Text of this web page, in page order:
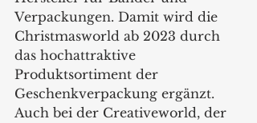
Verpackungen. Damit wird die
Christmasworld ab 2023 durch
das hochattraktive
Produktsortiment der
Geschenkverpackung ergänzt.
Auch bei der Creativeworld, der